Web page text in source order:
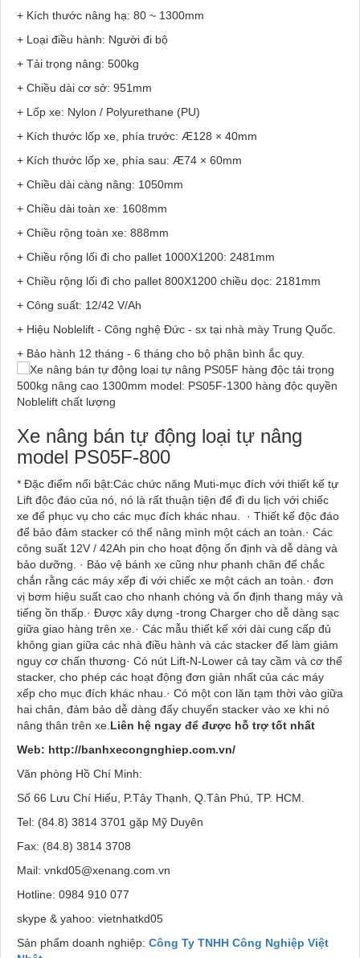
+ Kích thước nâng hạ: 80 ~ 1300mm
+ Loại điều hành: Người đi bộ
+ Tải trọng nâng: 500kg
+ Chiều dài cơ sở: 951mm
+ Lốp xe: Nylon / Polyurethane (PU)
+ Kích thước lốp xe, phía trước: Æ128 × 40mm
+ Kích thước lốp xe, phía sau: Æ74 × 60mm
+ Chiều dài càng nâng: 1050mm
+ Chiều dài toàn xe: 1608mm
+ Chiều rộng toàn xe: 888mm
+ Chiều rộng lối đi cho pallet 1000X1200: 2481mm
+ Chiều rộng lối đi cho pallet 800X1200 chiều dọc: 2181mm
+ Công suất: 12/42 V/Ah
+ Hiệu Noblelift - Công nghệ Đức - sx tại nhà mày Trung Quốc.
+ Bảo hành 12 tháng - 6 tháng cho bộ phận bình ắc quy.
Xe nâng bán tự động loại tự nâng
model PS05F-800
* Đặc điểm nổi bật:Các chức năng Muti-mục đích với thiết kế tự
Lift độc đáo của nó, nó là rất thuận tiện để đi du lịch với chiếc
xe để phục vụ cho các mục đích khác nhau. · Thiết kế độc đáo
để bảo đảm stacker có thể nâng mình một cách an toàn.· Các
công suất 12V / 42Ah pin cho hoạt động ổn định và dễ dàng và
bảo dưỡng. · Bảo vệ bánh xe cũng như phanh chân để chắc
chắn rằng các máy xếp đi với chiếc xe một cách an toàn.· đơn
vị bơm hiệu suất cao cho nhanh chóng và ổn định thang máy và
tiếng ồn thấp.· Được xây dựng -trong Charger cho dễ dàng sạc
giữa giao hàng trên xe.· Các mẫu thiết kế xới dài cung cấp đủ
không gian giữa các nhà điều hành và các stacker để làm giảm
nguy cơ chấn thương· Có nút Lift-N-Lower cả tay cầm và cơ thể
stacker, cho phép các hoạt động đơn giản nhất của các máy
xếp cho mục đích khác nhau.· Có một con lăn tạm thời vào giữa
hai chân, đảm bảo dễ dàng đẩy chuyển stacker vào xe khi nó
nâng thân trên xe. Liên hệ ngay để được hỗ trợ tốt nhất
Web: http://banhxecongnghiep.com.vn/
Văn phòng Hồ Chí Minh:
Số 66 Lưu Chí Hiếu, P.Tây Thạnh, Q.Tân Phú, TP. HCM.
Tel: (84.8) 3814 3701 gặp Mỹ Duyên
Fax: (84.8) 3814 3708
Mail: vnkd05@xenang.com.vn
Hotline: 0984 910 077
skype & yahoo: vietnhatkd05
Sản phẩm doanh nghiệp: Công Ty TNHH Công Nghiệp Việt